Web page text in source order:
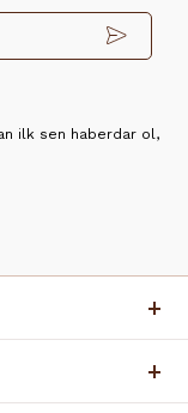
ilk sen haberdar ol,